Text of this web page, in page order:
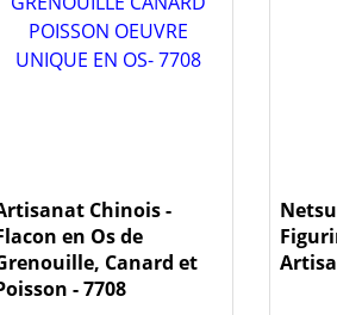
Chinois -
en Os de
Canard et
- 7708